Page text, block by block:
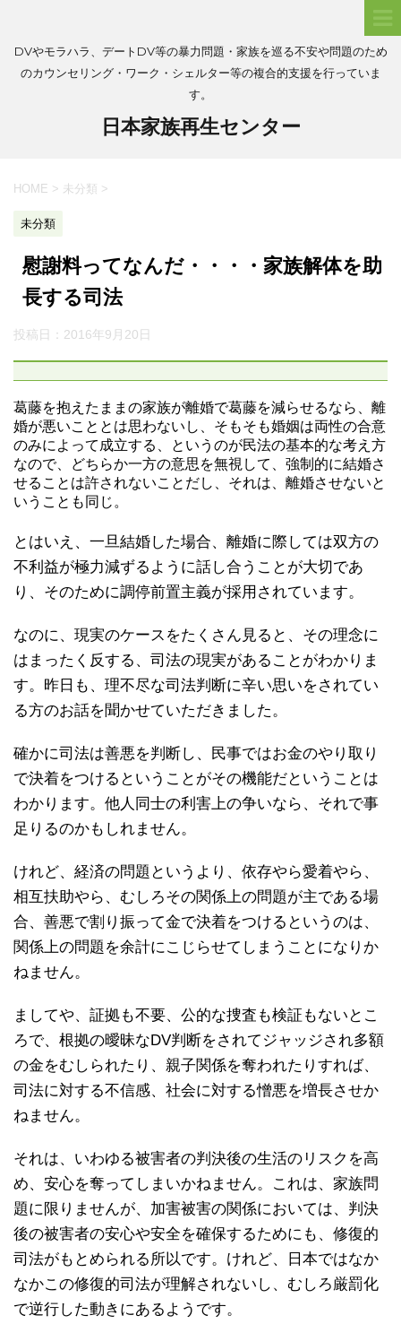
DVやモラハラ、デートDV等の暴力問題・家族を巡る不安や問題のため
のカウンセリング・ワーク・シェルター等の複合的支援を行っていま
す。
日本家族再生センター
HOME > 未分類 >
未分類
慰謝料ってなんだ・・・・家族解体を助
長する司法
投稿日： 2016年9月20日
葛藤を抱えたままの家族が離婚で葛藤を減らせるなら、離
婚が悪いこととは思わないし、そもそも婚姻は両性の合意
のみによって成立する、というのが民法の基本的な考え方
なので、どちらか一方の意思を無視して、強制的に結婚さ
せることは許されないことだし、それは、離婚させないと
いうことも同じ。
とはいえ、一旦結婚した場合、離婚に際しては双方の
不利益が極力減ずるように話し合うことが大切であ
り、そのために調停前置主義が採用されています。
なのに、現実のケースをたくさん見ると、その理念に
はまったく反する、司法の現実があることがわかりま
す。昨日も、理不尽な司法判断に辛い思いをされてい
る方のお話を聞かせていただきました。
確かに司法は善悪を判断し、民事ではお金のやり取り
で決着をつけるということがその機能だということは
わかります。他人同士の利害上の争いなら、それで事
足りるのかもしれません。
けれど、経済の問題というより、依存やら愛着やら、
相互扶助やら、むしろその関係上の問題が主である場
合、善悪で割り振って金で決着をつけるというのは、
関係上の問題を余計にこじらせてしまうことになりか
ねません。
ましてや、証拠も不要、公的な捜査も検証もないとこ
ろで、根拠の曖昧なDV判断をされてジャッジされ多額
の金をむしられたり、親子関係を奪われたりすれば、
司法に対する不信感、社会に対する憎悪を増長させか
ねません。
それは、いわゆる被害者の判決後の生活のリスクを高
め、安心を奪ってしまいかねません。これは、家族問
題に限りませんが、加害被害の関係においては、判決
後の被害者の安心や安全を確保するためにも、修復的
司法がもとめられる所以です。けれど、日本ではなか
なかこの修復的司法が理解されないし、むしろ厳罰化
で逆行した動きにあるようです。